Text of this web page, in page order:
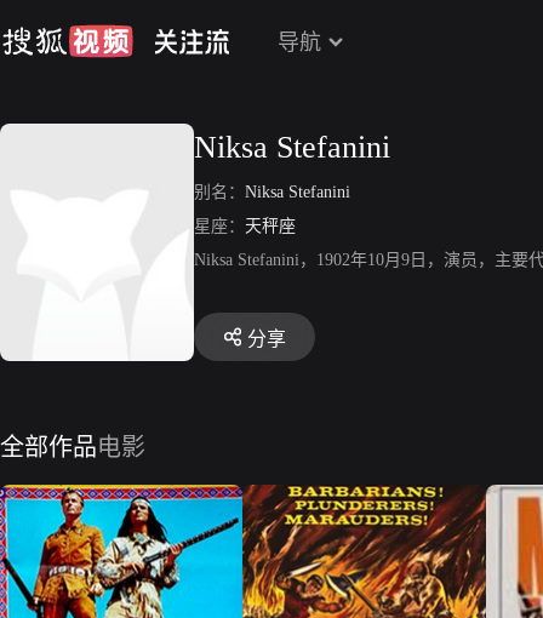
导航
Niksa Stefanini
别名： Niksa Stefanini
星座： 天秤座
Niksa Stefanini，1902年10月9日，演员，主要
分享
全部作品电影